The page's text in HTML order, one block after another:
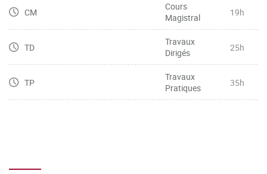
CM
Cours
Magistral
19h
TD
Travaux
Dirigés
25h
TP
Travaux
Pratiques
35h